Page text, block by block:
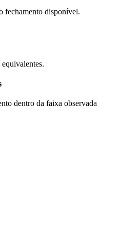
fechamento disponível.
dentro da faixa observada